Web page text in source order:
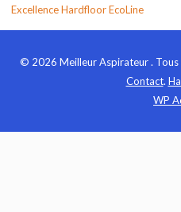
Excellence Hardfloor EcoLine
© 2026 Meilleur Aspirateur . Tous
Contact.
WP